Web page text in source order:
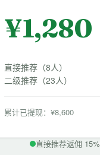
¥1,280
直接推荐（8人）
二级推荐（23人）
累计已提现：¥8,600
直接推荐返佣 15%